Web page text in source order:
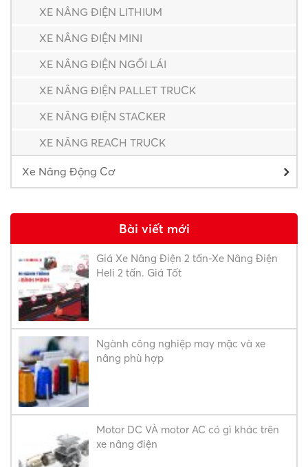
XE NÂNG ĐIỆN LITHIUM
XE NÂNG ĐIỆN MINI
XE NÂNG ĐIỆN NGỒI LÁI
XE NÂNG ĐIỆN PALLET TRUCK
XE NÂNG ĐIỆN STACKER
XE NÂNG REACH TRUCK
Xe Nâng Động Cơ
Bài viết mới
Giá Xe Nâng Điện 2 tấn-Xe Nâng Điện
Heli 2 tấn. Giá Tốt
Ngành công nghiệp may mặc và xe
nâng phù hợp
Motor DC VÀ motor AC có gì khác trên
xe nâng điện